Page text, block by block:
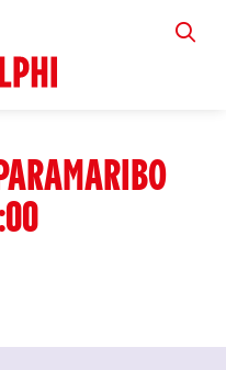
VIA